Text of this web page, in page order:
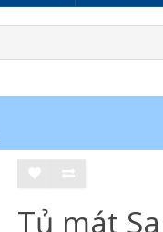
Tủ mát